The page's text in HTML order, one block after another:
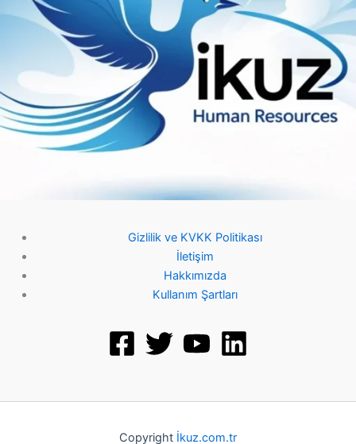
Gizlilik ve KVKK Politikası
İletişim
Hakkımızda
Kullanım Şartları
Copyright İkuz.com.tr